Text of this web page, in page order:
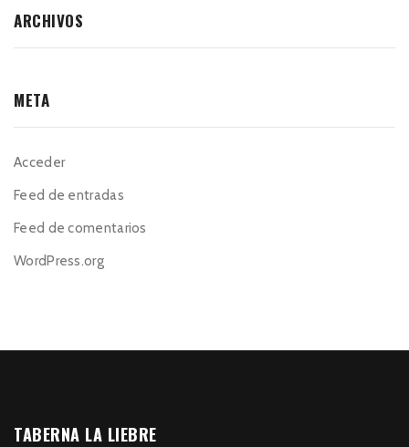
ARCHIVOS
META
Acceder
Feed de entradas
Feed de comentarios
WordPress.org
TABERNA LA LIEBRE